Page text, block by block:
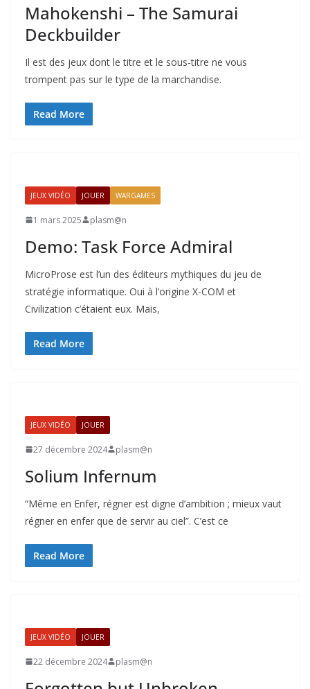
Mahokenshi – The Samurai
Deckbuilder
Il est des jeux dont le titre et le sous-titre ne vous
trompent pas sur le type de la marchandise.
Read More
JEUX VIDÉO JOUER WARGAMES
1 mars 2025 plasm@n
Demo: Task Force Admiral
MicroProse est l’un des éditeurs mythiques du jeu de
stratégie informatique. Oui à l’origine X-COM et
Civilization c’étaient eux. Mais,
Read More
JEUX VIDÉO JOUER
27 décembre 2024 plasm@n
Solium Infernum
“Même en Enfer, régner est digne d’ambition ; mieux vaut
régner en enfer que de servir au ciel”. C’est ce
Read More
JEUX VIDÉO JOUER
22 décembre 2024 plasm@n